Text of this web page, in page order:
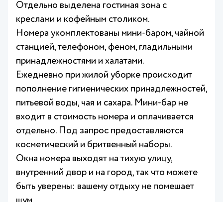
Отдельно выделена гостиная зона с
креслами и кофейным столиком.
Номера укомплектованы мини-баром, чайной
станцией, телефоном, феном, гладильными
принадлежностями и халатами.
Ежедневно при жилой уборке происходит
пополнение гигиенических принадлежностей,
питьевой воды, чая и сахара. Мини-бар не
входит в стоимость номера и оплачивается
отдельно. Под запрос предоставляются
косметический и бритвенный наборы.
Окна номера выходят на тихую улицу,
внутренний двор и на город, так что можете
быть уверены: вашему отдыху не помешает